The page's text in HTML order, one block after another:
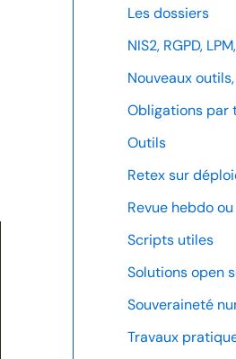
Les dossiers
NIS2, RGPD,
Nouveaux
Obligations par
Outils
Retex sur
Revue hebdo
Scripts utiles
Solutions open
Souveraineté
Travaux